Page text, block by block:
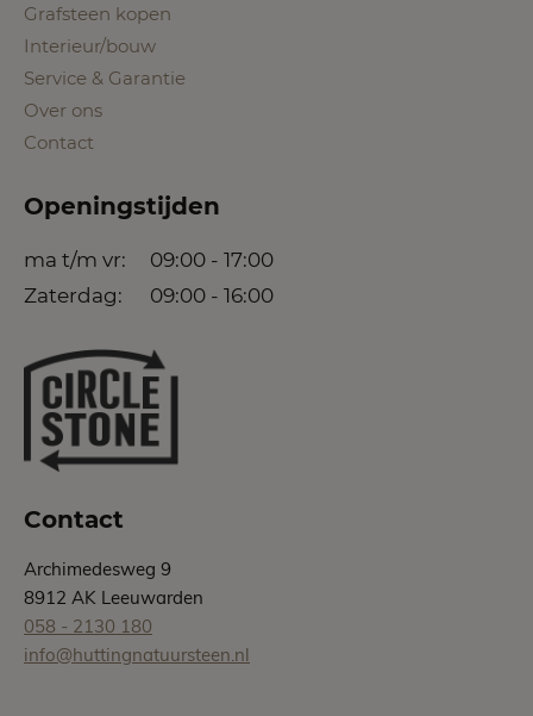
Grafsteen kopen
Interieur/bouw
Service & Garantie
Over ons
Contact
Openingstijden
ma t/m vr:
09:00 - 17:00
Zaterdag:
09:00 - 16:00
Contact
Archimedesweg 9
8912 AK Leeuwarden
058 - 2130 180
info@huttingnatuursteen.nl